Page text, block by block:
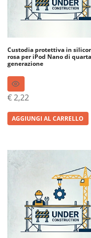
Custodia protettiva in
rosa per iPod Nano di quarta
generazione
€2,22
AGGIUNGI AL CARRELLO